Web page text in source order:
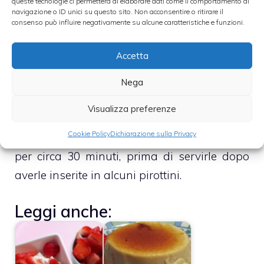
navigazione o ID unici su questo sito. Non acconsentire o ritirare il
consenso può influire negativamente su alcune caratteristiche e funzioni.
Accetta
Nega
Visualizza preferenze
Cookie PolicyDichiarazione sulla Privacy
– Immergi la parte finale di metà delle
fragole nella glassa bianca e compi la
metà delle fragole che, ovviamente,
– Conserva le fragole glassate in frigorifero,
per circa 30 minuti, prima di servirle dopo
averle inserite in alcuni pirottini.
Leggi anche: